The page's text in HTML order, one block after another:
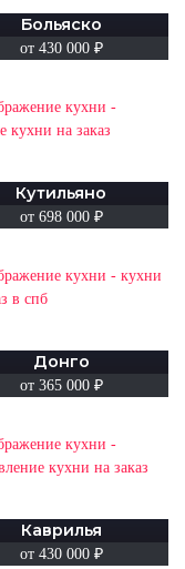
Больяско
от 430 000 ₽
Кутильяно
от 698 000 ₽
Донго
от 365 000 ₽
Каврилья
от 430 000 ₽